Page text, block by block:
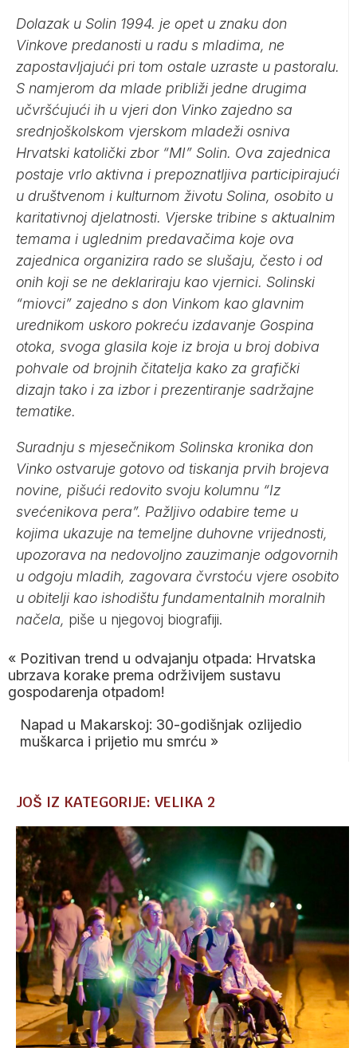
Dolazak u Solin 1994. je opet u znaku don
Vinkove predanosti u radu s mladima, ne
zapostavljajući pri tom ostale uzraste u pastoralu.
S namjerom da mlade približi jedne drugima
učvršćujući ih u vjeri don Vinko zajedno sa
srednjoškolskom vjerskom mladeži osniva
Hrvatski katolički zbor “MI” Solin. Ova zajednica
postaje vrlo aktivna i prepoznatljiva participirajući
u društvenom i kulturnom životu Solina, osobito u
karitativnoj djelatnosti. Vjerske tribine s aktualnim
temama i uglednim predavačima koje ova
zajednica organizira rado se slušaju, često i od
onih koji se ne deklariraju kao vjernici. Solinski
“miovci” zajedno s don Vinkom kao glavnim
urednikom uskoro pokreću izdavanje Gospina
otoka, svoga glasila koje iz broja u broj dobiva
pohvale od brojnih čitatelja kako za grafički
dizajn tako i za izbor i prezentiranje sadržajne
tematike.
Suradnju s mjesečnikom Solinska kronika don
Vinko ostvaruje gotovo od tiskanja prvih brojeva
novine, pišući redovito svoju kolumnu “Iz
svećenikova pera”. Pažljivo odabire teme u
kojima ukazuje na temeljne duhovne vrijednosti,
upozorava na nedovoljno zauzimanje odgovornih
u odgoju mladih, zagovara čvrstoću vjere osobito
u obitelji kao ishodištu fundamentalnih moralnih
načela, piše u njegovoj biografiji.
« Pozitivan trend u odvajanju otpada: Hrvatska
ubrzava korake prema održivijem sustavu
gospodarenja otpadom!
Napad u Makarskoj: 30-godišnjak ozlijedio
muškarca i prijetio mu smrću »
JOŠ IZ KATEGORIJE: VELIKA 2